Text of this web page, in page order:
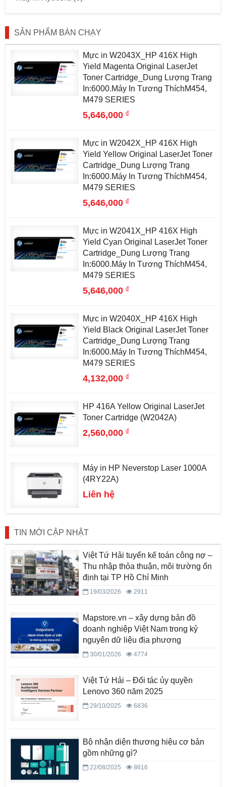
SẢN PHẨM BÁN CHẠY
Mực in W2043X_HP 416X High
Yield Magenta Original LaserJet
Toner Cartridge_Dung Lượng Trang
In:6000.Máy In Tương ThíchM454,
M479 SERIES
5,646,000đ
Mực in W2042X_HP 416X High
Yield Yellow Original LaserJet Toner
Cartridge_Dung Lượng Trang
In:6000.Máy In Tương ThíchM454,
M479 SERIES
5,646,000đ
Mực in W2041X_HP 416X High
Yield Cyan Original LaserJet Toner
Cartridge_Dung Lượng Trang
In:6000.Máy In Tương ThíchM454,
M479 SERIES
5,646,000đ
Mực in W2040X_HP 416X High
Yield Black Original LaserJet Toner
Cartridge_Dung Lượng Trang
In:6000.Máy In Tương ThíchM454,
M479 SERIES
4,132,000đ
HP 416A Yellow Original LaserJet
Toner Cartridge (W2042A)
2,560,000đ
Máy in HP Neverstop Laser 1000A
(4RY22A)
Liên hệ
TIN MỚI CẬP NHẬT
Việt Tứ Hải tuyển kế toán công nợ –
Thu nhập thỏa thuận, môi trường ổn
định tại TP Hồ Chí Minh
19/03/2026 2911
Mapstore.vn – xây dựng bản đồ
doanh nghiệp Việt Nam trong kỷ
nguyên dữ liệu địa phương
30/01/2026 4774
Việt Tứ Hải – Đối tác ủy quyền
Lenovo 360 năm 2025
29/10/2025 6836
Bộ nhận diện thương hiệu cơ bản
gồm những gì?
22/08/2025 8616